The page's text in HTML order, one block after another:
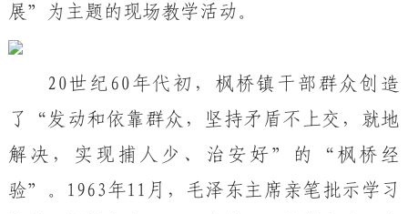
展”为主题的现场教学活动 。
20世纪60年代初，枫桥镇干部群众创造
了“发动和依靠群众，坚持矛盾不上交，就地
解决，实现捕人少、治安好”的“枫桥经
验”。1963年11月，毛泽东主席亲笔批示学习